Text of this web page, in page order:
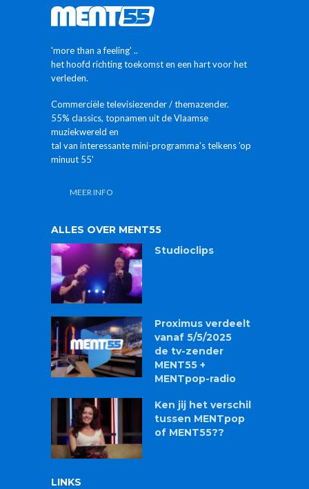
'more than a feeling' ..
verleden.
Commerciële televisiezender / themazender.
muziekwereld en
tal van interessante mini-programma's telkens 'op
minuut 55'
Studioclips
de tv-zender
MENT55 +
MENTpop-radio
Ken jij het verschil
of MENT55??
LINKS
Aanleveren bestanden en videoclips